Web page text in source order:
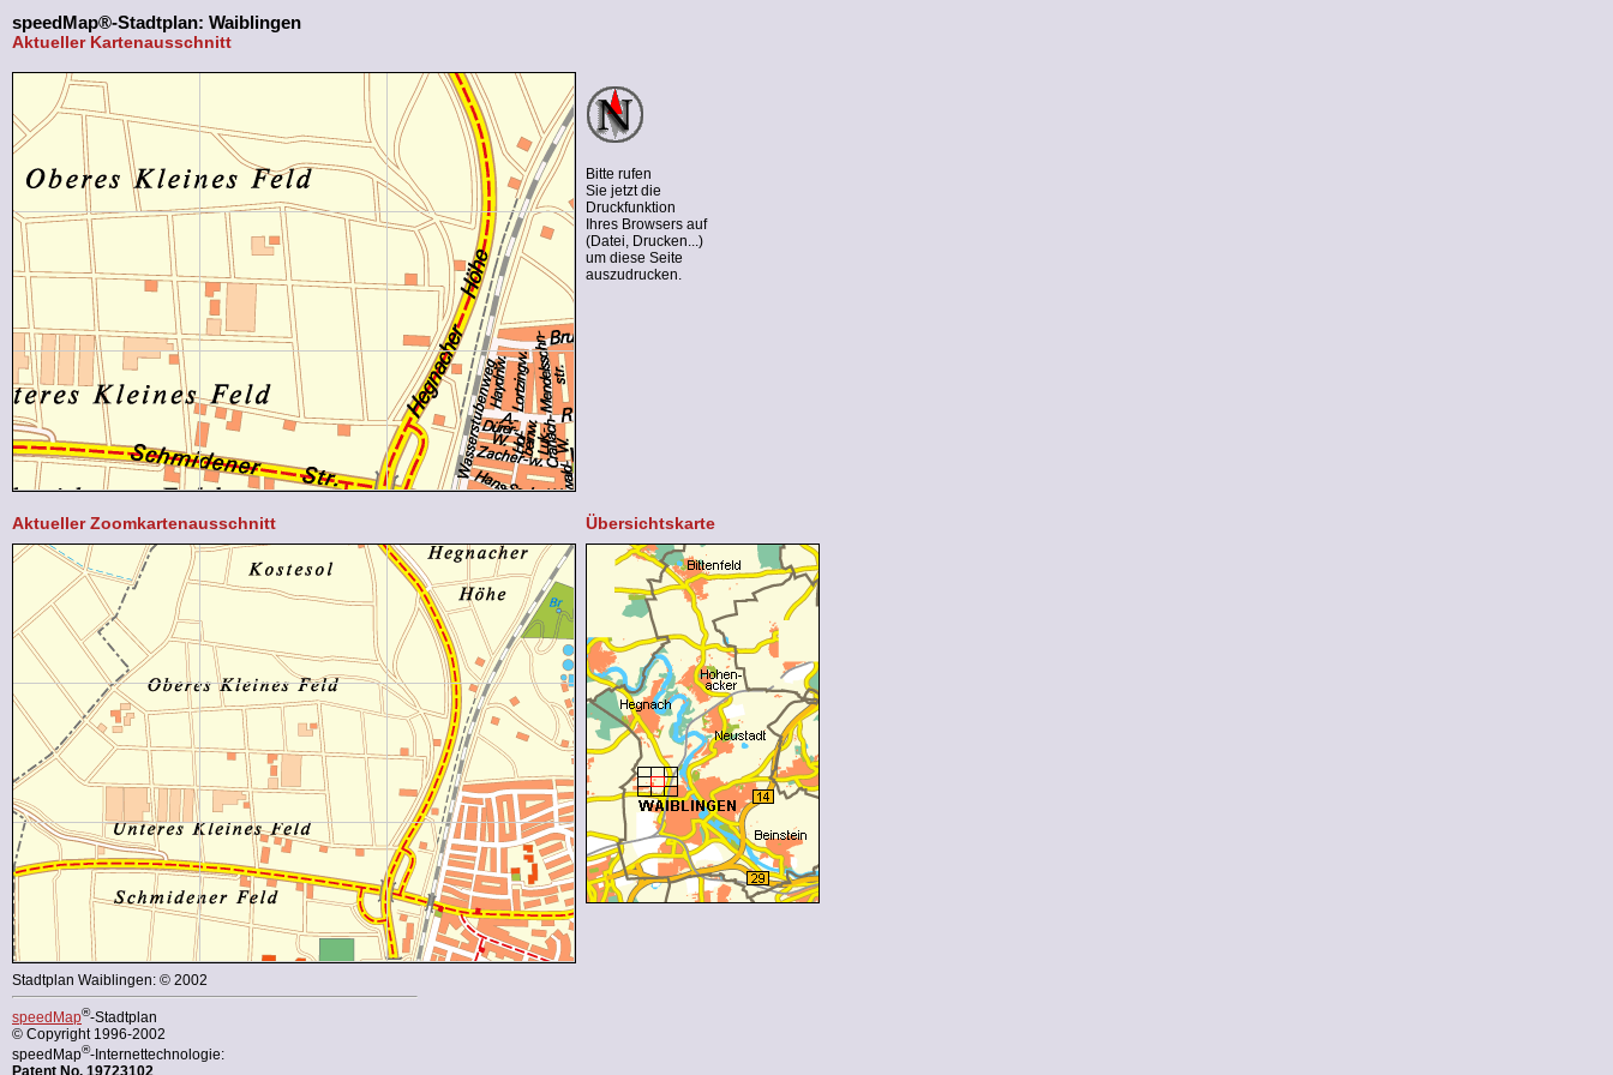
Bitte rufen
Sie jetzt die
Druckfunktion
Ihres Browsers auf
(Datei, Drucken...)
um diese Seite
auszudrucken.
speedMap®-Stadtplan: Waiblingen
Aktueller Kartenausschnitt
Aktueller Zoomkartenausschnitt Übersichtskarte
Stadtplan Waiblingen: © 2002
speedMap®-Stadtplan
© Copyright 1996-2002
speedMap®-Internettechnologie:
Patent No. 19723102